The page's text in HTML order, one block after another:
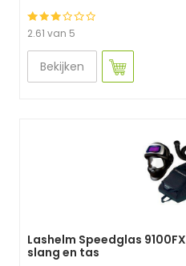
2.61 van 5
Bekijken
Lashelm Speedglas
slang en tas